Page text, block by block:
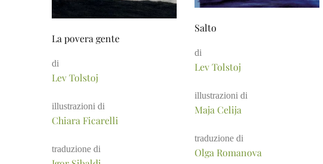
La povera gente
di
Lev Tolstoj
illustrazioni di
Chiara Ficarelli
traduzione di
Salto
di
Lev Tolstoj
illustrazioni di
Maja Celija
traduzione di
Olga Romanova